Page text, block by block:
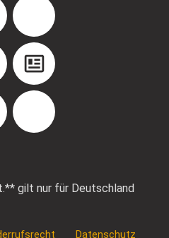
Instagram
Blog
Pinterest
** gilt nur für Deutschland
Datenschutz